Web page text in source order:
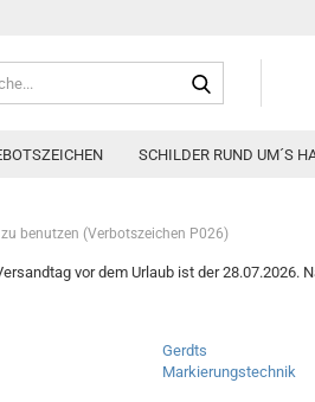
SCHILDER RUND UM´S
benutzen (Verbotszeichen P026)
vor dem Urlaub ist der 28.07.2026.
Gerdts
Markierungstechnik